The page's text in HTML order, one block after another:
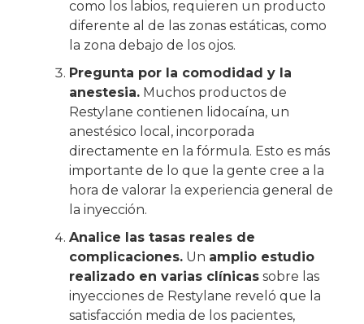
como los labios, requieren un producto
diferente al de las zonas estáticas, como
la zona debajo de los ojos.
Pregunta por la comodidad y la
anestesia. Muchos productos de
Restylane contienen lidocaína, un
anestésico local, incorporada
directamente en la fórmula. Esto es más
importante de lo que la gente cree a la
hora de valorar la experiencia general de
la inyección.
Analice las tasas reales de
complicaciones. Un amplio estudio
realizado en varias clínicas sobre las
inyecciones de Restylane reveló que la
satisfacción media de los pacientes,